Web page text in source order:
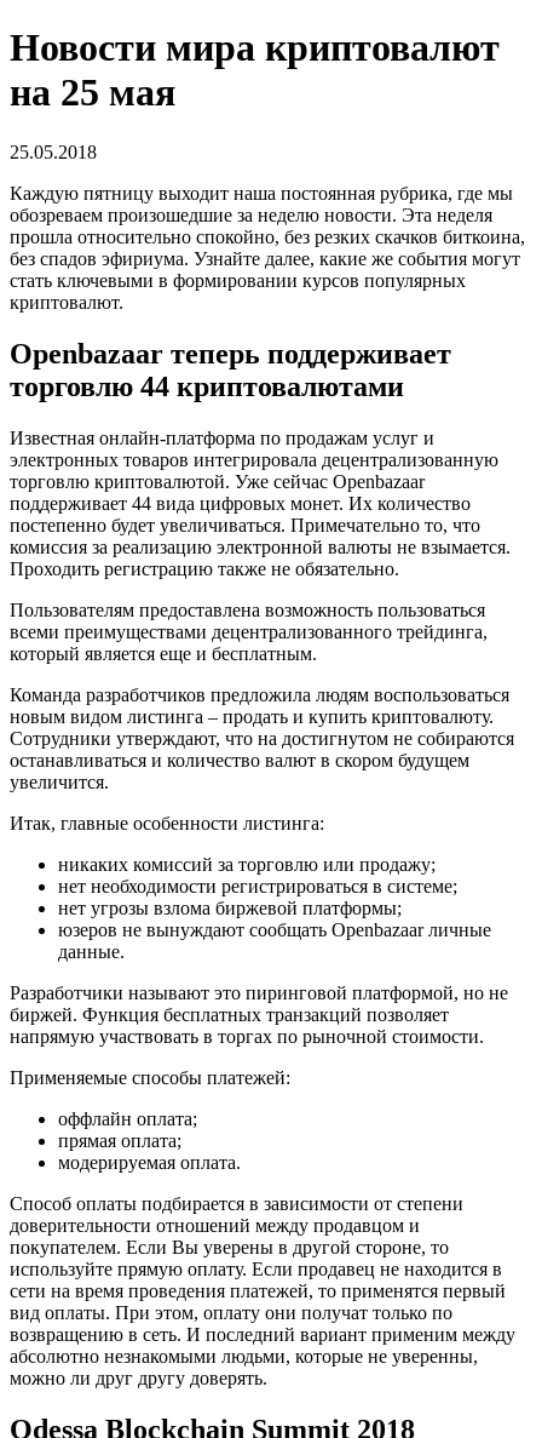
Новости мира криптовалют
на 25 мая
25.05.2018
Каждую пятницу выходит наша постоянная рубрика, где мы
обозреваем произошедшие за неделю новости. Эта неделя
прошла относительно спокойно, без резких скачков биткоина,
без спадов эфириума. Узнайте далее, какие же события могут
стать ключевыми в формировании курсов популярных
криптовалют.
Openbazaar теперь поддерживает
торговлю 44 криптовалютами
Известная онлайн-платформа по продажам услуг и
электронных товаров интегрировала децентрализованную
торговлю криптовалютой. Уже сейчас Openbazaar
поддерживает 44 вида цифровых монет. Их количество
постепенно будет увеличиваться. Примечательно то, что
комиссия за реализацию электронной валюты не взымается.
Проходить регистрацию также не обязательно.
Пользователям предоставлена возможность пользоваться
всеми преимуществами децентрализованного трейдинга,
который является еще и бесплатным.
Команда разработчиков предложила людям воспользоваться
новым видом листинга – продать и купить криптовалюту.
Сотрудники утверждают, что на достигнутом не собираются
останавливаться и количество валют в скором будущем
увеличится.
Итак, главные особенности листинга:
никаких комиссий за торговлю или продажу;
нет необходимости регистрироваться в системе;
нет угрозы взлома биржевой платформы;
юзеров не вынуждают сообщать Openbazaar личные
данные.
Разработчики называют это пиринговой платформой, но не
биржей. Функция бесплатных транзакций позволяет
напрямую участвовать в торгах по рыночной стоимости.
Применяемые способы платежей:
оффлайн оплата;
прямая оплата;
модерируемая оплата.
Способ оплаты подбирается в зависимости от степени
доверительности отношений между продавцом и
покупателем. Если Вы уверены в другой стороне, то
используйте прямую оплату. Если продавец не находится в
сети на время проведения платежей, то применятся первый
вид оплаты. При этом, оплату они получат только по
возвращению в сеть. И последний вариант применим между
абсолютно незнакомыми людьми, которые не уверенны,
можно ли друг другу доверять.
Odessa Blockchain Summit 2018